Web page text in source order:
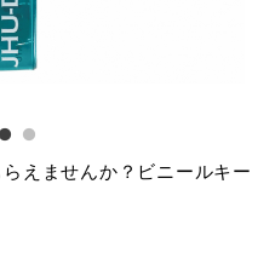
えませんか？ビニールキー